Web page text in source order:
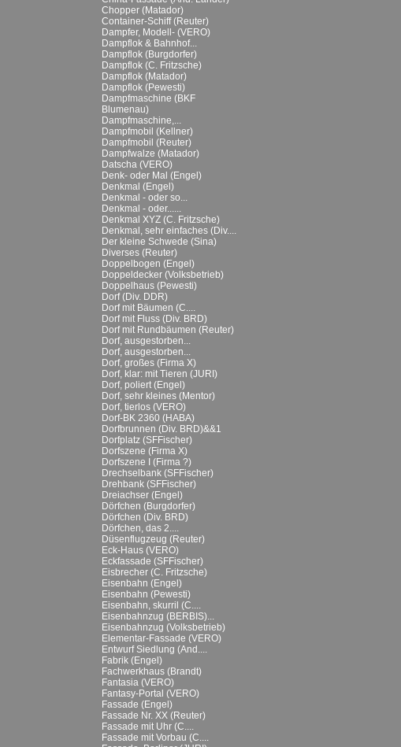
Chopper (Matador)
Container-Schiff (Reuter)
Dampfer, Modell- (VERO)
Dampflok & Bahnhof...
Dampflok (Burgdorfer)
Dampflok (C. Fritzsche)
Dampflok (Matador)
Dampflok (Pewesti)
Dampfmaschine (BKF
Blumenau)
Dampfmaschine,...
Dampfmobil (Kellner)
Dampfmobil (Reuter)
Dampfwalze (Matador)
Datscha (VERO)
Denk- oder Mal (Engel)
Denkmal (Engel)
Denkmal - oder so...
Denkmal - oder......
Denkmal XYZ (C. Fritzsche)
Denkmal, sehr einfaches (Div....
Der kleine Schwede (Sina)
Diverses (Reuter)
Doppelbogen (Engel)
Doppeldecker (Volksbetrieb)
Doppelhaus (Pewesti)
Dorf (Div. DDR)
Dorf mit Bäumen (C....
Dorf mit Fluss (Div. BRD)
Dorf mit Rundbäumen (Reuter)
Dorf, ausgestorben...
Dorf, ausgestorben...
Dorf, großes (Firma X)
Dorf, klar: mit Tieren (JURI)
Dorf, poliert (Engel)
Dorf, sehr kleines (Mentor)
Dorf, tierlos (VERO)
Dorf-BK 2360 (HABA)
Dorfbrunnen (Div. BRD)&&1
Dorfplatz (SFFischer)
Dorfszene (Firma X)
Dorfszene I (Firma ?)
Drechselbank (SFFischer)
Drehbank (SFFischer)
Dreiachser (Engel)
Dörfchen (Burgdorfer)
Dörfchen (Div. BRD)
Dörfchen, das 2....
Düsenflugzeug (Reuter)
Eck-Haus (VERO)
Eckfassade (SFFischer)
Eisbrecher (C. Fritzsche)
Eisenbahn (Engel)
Eisenbahn (Pewesti)
Eisenbahn, skurril (C....
Eisenbahnzug (BERBIS)...
Eisenbahnzug (Volksbetrieb)
Elementar-Fassade (VERO)
Entwurf Siedlung (And....
Fabrik (Engel)
Fachwerkhaus (Brandt)
Fantasia (VERO)
Fantasy-Portal (VERO)
Fassade (Engel)
Fassade Nr. XX (Reuter)
Fassade mit Uhr (C....
Fassade mit Vorbau (C....